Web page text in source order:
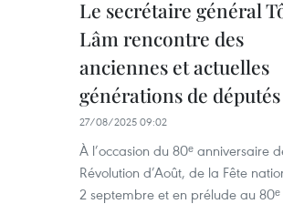
Le secrétaire général
Lâm rencontre des
anciennes et actuelles
générations de députés
27/08/2025 09:02
À l’occasion du 80ᵉ anniversaire
Révolution d’Août, de la Fête
2 septembre et en prélude au 80ᵉ